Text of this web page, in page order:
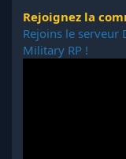
Rejoignez la
Rejoins le serveur
Military RP !